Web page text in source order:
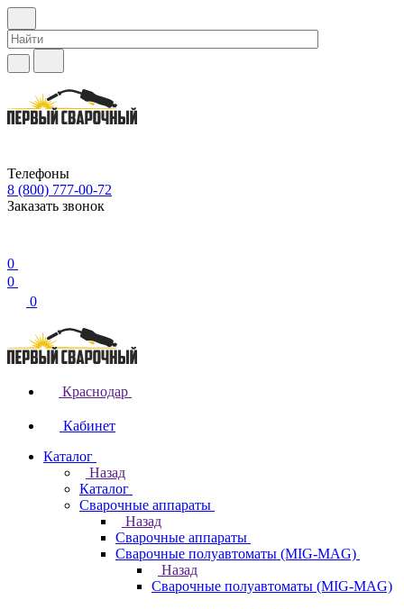
Телефоны
8 (800) 777-00-72
Заказать звонок
0
0
0
Краснодар
Кабинет
Каталог
Назад
Каталог
Сварочные аппараты
Назад
Сварочные аппараты
Сварочные полуавтоматы (MIG-MAG)
Назад
Сварочные полуавтоматы (MIG-MAG)